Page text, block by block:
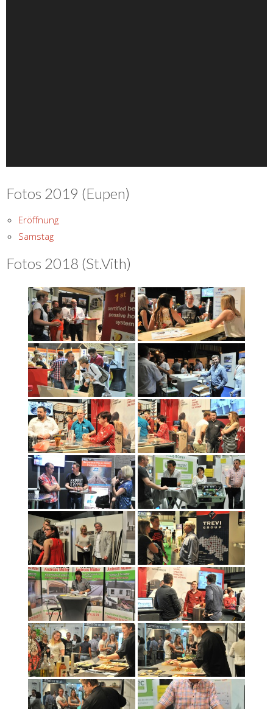
Fotos 2019 (Eupen)
Eröffnung
Samstag
Fotos 2018 (St.Vith)